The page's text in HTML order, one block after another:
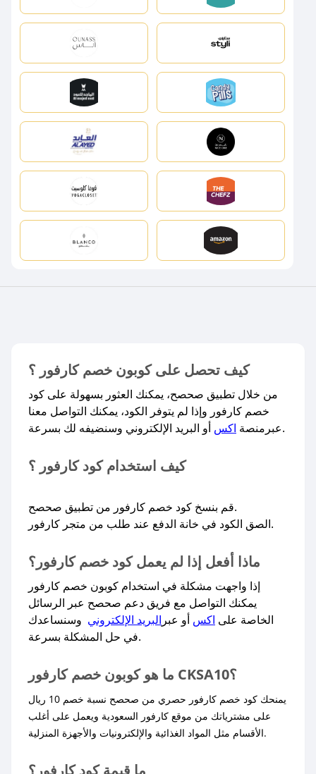
كيف تحصل على كوبون خصم كارفور ؟
من خلال تطبيق صحصح، يمكنك العثور بسهولة على كود
خصم كارفور وإذا لم يتوفر الكود، يمكنك التواصل معنا
عبرمنصة اكس أو البريد الإلكتروني وسنضيفه لك بسرعة.​
كيف استخدام كود كارفور ؟
قم بنسخ كود خصم كارفور من تطبيق صحصح.
الصق الكود في خانة الدفع عند طلب من متجر كارفور.
ماذا أفعل إذا لم يعمل كود خصم كارفور؟
إذا واجهت مشكلة في استخدام كوبون خصم كارفور
يمكنك التواصل مع فريق دعم صحصح عبر الرسائل
الخاصة على اكس أو عبر البريد الإلكتروني وسنساعدك
في حل المشكلة بسرعة.​
ما هو كوبون خصم كارفور CKSA10؟
يمنحك كود خصم كارفور حصري من صحصح نسبة خصم 10 ريال
على مشترياتك من موقع كارفور السعودية ويعمل على أغلب
الأقسام مثل المواد الغذائية والإلكترونيات والأجهزة المنزلية.
ما قيمة كود كارفور؟